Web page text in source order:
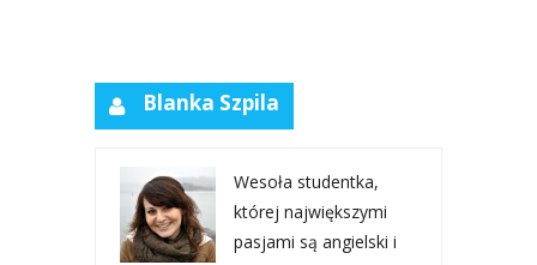
Blanka Szpila
Wesoła studentka,
której największymi
pasjami są angielski i